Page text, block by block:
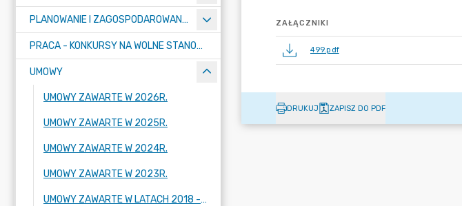
PLANOWANIE I ZAGOSPODAROWANIE PRZESTRZENNE
PRACA - KONKURSY NA WOLNE STANOWISKA
UMOWY
UMOWY ZAWARTE W 2026R.
UMOWY ZAWARTE W 2025R.
UMOWY ZAWARTE W 2024R.
UMOWY ZAWARTE W 2023R.
UMOWY ZAWARTE W LATACH 2018 - 2022
ZAŁĄCZNIKI
499.pdf
DRUKUJ ZAPISZ DO PDF